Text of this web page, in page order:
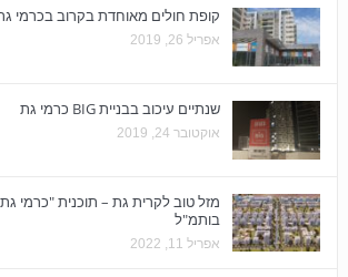
קופת חולים מאוחדת בקרוב בכרמי
אפריל 26, 2019
שנתיים עיכוב בבניית BIG כרמי גת
אוקטובר 24, 2019
מזל טוב לקרית גת – תוכנית "כרמי
בותמ"ל
אפריל 11, 2022